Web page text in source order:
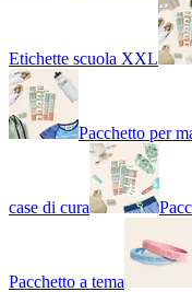
Etichette scuola XXL
Pacchetto per
case di cura
Pacchetto a tema